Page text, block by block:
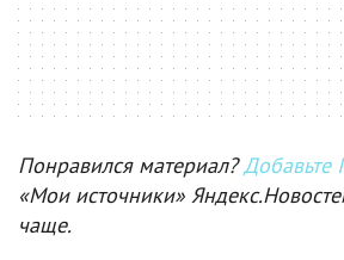
Понравился материал?Добавьте
«Мои источники»
чаще.